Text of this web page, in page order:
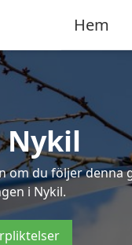
Hem
Nykil
du följer
i Nykil.